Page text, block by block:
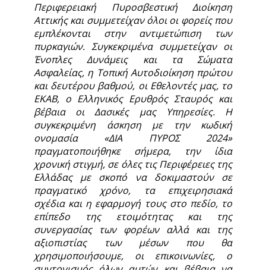
Περιφερειακή Πυροσβεστική Διοίκηση
Αττικής και συμμετείχαν όλοι οι φορείς που
εμπλέκονται στην αντιμετώπιση των
πυρκαγιών. Συγκεκριμένα συμμετείχαν οι
Ένοπλες Δυνάμεις και τα Σώματα
Ασφαλείας, η Τοπική Αυτοδιοίκηση πρώτου
και δευτέρου βαθμού, οι Εθελοντές μας, το
ΕΚΑΒ, ο Ελληνικός Ερυθρός Σταυρός και
βέβαια οι Δασικές μας Υπηρεσίες. Η
συγκεκριμένη άσκηση με την κωδική
ονομασία «ΔΙΑ ΠΥΡΟΣ 2024»
πραγματοποιήθηκε σήμερα, την ίδια
χρονική στιγμή, σε όλες τις Περιφέρειες της
Ελλάδας με σκοπό να δοκιμαστούν σε
πραγματικό χρόνο, τα επιχειρησιακά
σχέδια και η εφαρμογή τους στο πεδίο, το
επίπεδο της ετοιμότητας και της
συνεργασίας των φορέων αλλά και της
αξιοπιστίας των μέσων που θα
χρησιμοποιήσουμε, οι επικοινωνίες, ο